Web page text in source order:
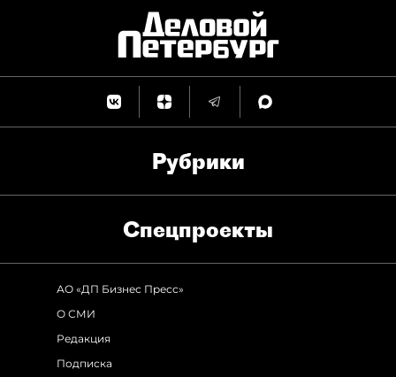
Рубрики
Спец­проекты
АО «ДП Бизнес Пресс»
О СМИ
Редакция
Подписка